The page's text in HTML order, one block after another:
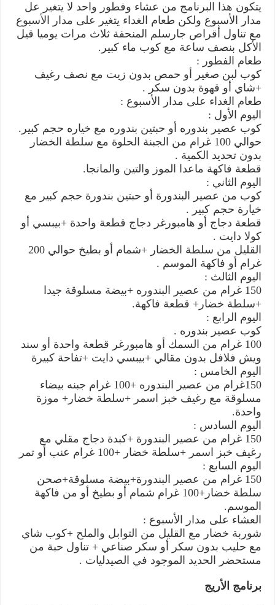
يتكون هذا البرنامج من عشاء وفطور واحد لا يتغير عل
مدار الأسبوع ولكن طعام الغداء يتغير على مدار الأسبوع
مع تناول أقراص جارسلم المنحفة ثلاث مرات يوميا قيل
الأكل بنصف ساعة مع كوب ماء كبير.
طعام الفطور :
كوب لبن صغير أو حمص بدون زيت مع نصف رغيف
+شاي أو قهوة بدون سكر .
طعام الغداء على مدار الأسبوع :
اليوم الأول :
كوب عصير بندوره أو حبتين بندوره مع خياره حجم كبير.
حوالي 100 غرام من الجبنة الحلوة مع سلطة الخضار
بدون تحديد الكمية .
قطعة فاكهة ماعدا الموز والتين والمانجا.
اليوم الثاني :
كوب من عصير البندورة أو حبتين بندورة حجم كبير مع
خيارة حجم كبير .
قطعة دجاج أو هامبورغر دجاج قطعة واحدة +بيبسي أو
كولا دايت .
القليل من سلطة الخضار +شمام أو بطيخ حوالي 200
غرام أو فاكهة الموسم .
اليوم الثالث :
150 غرام من عصير البندوره +بيضة مسلوقة جيدا
+سلطة خضار+ قطعة فاكهة.
اليوم الرابع :
كوب عصير بندوره .
100 غرام من السمك أو هامبورغر قطعة واحدة أو سند
ويش فلافل بدون مقالي +بيبسي دايت +تفاحة كبيرة
اليوم الخامس :
150غرام من عصير البندوره +100 غرام جبنه بيضاء
مسلوقة مع رغيف خبز اسمر +سلطة خضار+ موزة
واحدة.
اليوم السادس :
150 غرام من عصير البندورة +كبدة دجاج مقلي مع
رغيف خبز اسمر +سلطة خضار +100 غرام عنب أو تمر
اليوم السابع :
150 غرام من عصير البندورة+بيضة مسلوقة+صحن
سلطة خضار+100 غرام شمام أو بطيخ أو من فاكهة
الموسم.
العشاء على مدار الأسبوع :
شوربة خضار مع القليل من التوابل والملح +كوب شاي
مع حليب بدون سكر أو سكر صناعي + تناول حبة من
مستحضر الحديد الموجود في الصيدليات .
برنامج الأريج